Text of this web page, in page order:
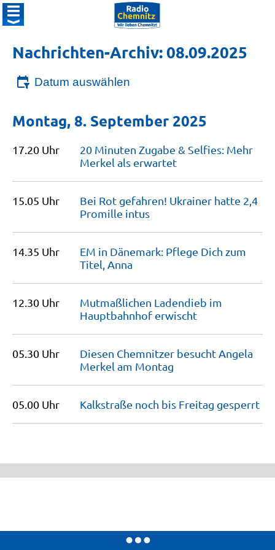
Nachrichten-Archiv: 08.09.2025
Datum auswählen
Montag, 8. September 2025
17.20 Uhr
20 Minuten Zugabe & Selfies: Mehr
Merkel als erwartet
15.05 Uhr
Bei Rot gefahren! Ukrainer hatte 2,4
Promille intus
14.35 Uhr
EM in Dänemark: Pflege Dich zum
Titel, Anna
12.30 Uhr
Mutmaßlichen Ladendieb im
Hauptbahnhof erwischt
05.30 Uhr
Diesen Chemnitzer besucht Angela
Merkel am Montag
05.00 Uhr Kalkstraße noch bis Freitag gesperrt